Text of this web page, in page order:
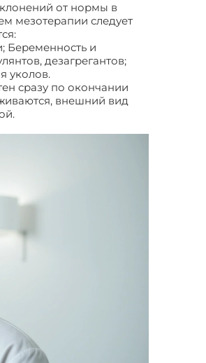
от нормы в
мезотерапии следует
Беременность и
дезагрегантов;
уколов.
сразу по окончании
внешний вид